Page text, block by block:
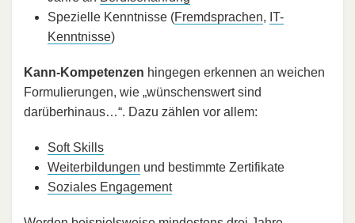
Spezielle Kenntnisse (Fremdsprachen, IT-
Kenntnisse)
Kann-Kompetenzen hingegen erkennen an weichen
Formulierungen, wie „wünschenswert sind
darüberhinaus…“. Dazu zählen vor allem:
Soft Skills
Weiterbildungen und bestimmte Zertifikate
Soziales Engagement